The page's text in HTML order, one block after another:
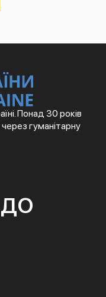
Понад 30 років
гуманітарну